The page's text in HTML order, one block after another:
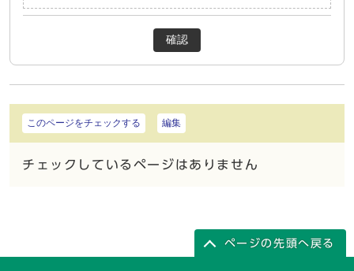
確認
このページをチェックする 編集
チェックしているページはありません
ページの先頭へ戻る